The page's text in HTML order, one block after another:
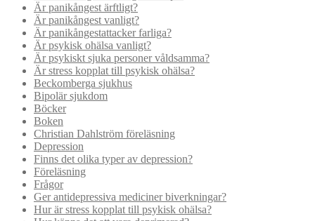
Är panikångest ärftligt?
Är panikångest vanligt?
Är panikångestattacker farliga?
Är psykisk ohälsa vanligt?
Är psykiskt sjuka personer våldsamma?
Är stress kopplat till psykisk ohälsa?
Beckomberga sjukhus
Bipolär sjukdom
Böcker
Boken
Christian Dahlström föreläsning
Depression
Finns det olika typer av depression?
Föreläsning
Frågor
Ger antidepressiva mediciner biverkningar?
Hur är stress kopplat till psykisk ohälsa?